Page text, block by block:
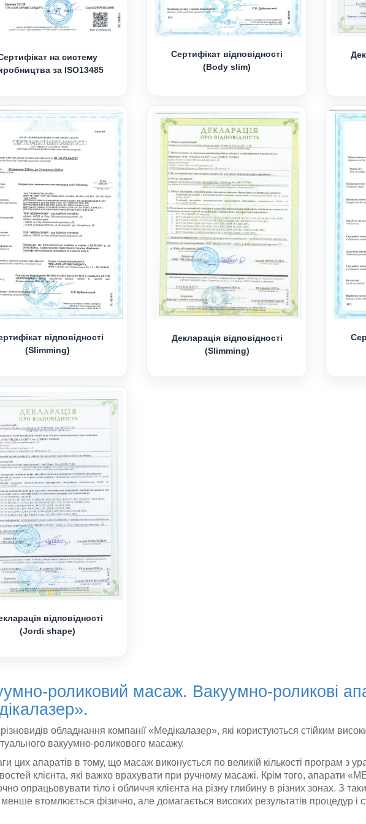
на систему
за ISO13485
Сертифікат відповідності
(Body slim)
відповідності
(Slimming)
Декларація відповідності
(Slimming)
відповідності
(Jordi shape)
роликовий масаж. Вакуумно-роликові
обладнання компанії «Медікалазер», які користуються стійким
вакуумно-роликового масажу.
цих апаратів в тому, що масаж виконується по великій кількості програм з
клієнта, які важко врахувати при ручному масажі. Крім того, апарати
опрацьовувати тіло і обличчя клієнта на різну глибину в різних зонах. З
втомлюється фізично, але домагається високих результатів процедур і